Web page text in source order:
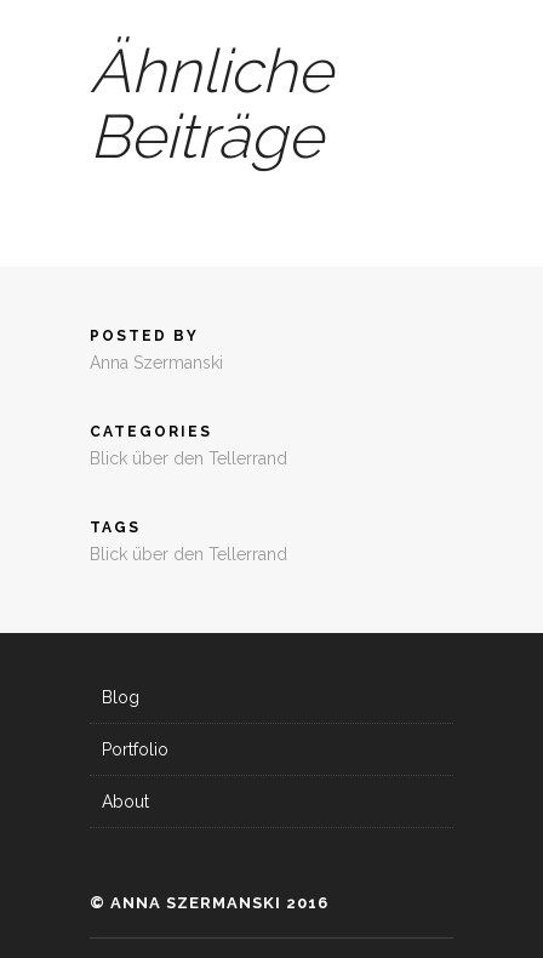
Ähnliche
Beiträge
POSTED BY
Anna Szermanski
CATEGORIES
Blick über den Tellerrand
TAGS
Blick über den Tellerrand
Blog
Portfolio
About
© ANNA SZERMANSKI 2016